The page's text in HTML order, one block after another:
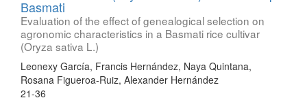
Basmati
Evaluation of the effect of genealogical selection on
agronomic characteristics in a Basmati rice cultivar
(Oryza sativa L.)
Leonexy García, Francis Hernández, Naya Quintana,
Rosana Figueroa-Ruiz, Alexander Hernández
21-36